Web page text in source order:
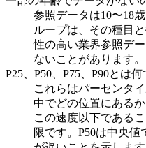
参照データは10〜18
ループは、その種目
性の高い業界参照デ
ないことがあります。
P25、P50、P75、P90とは何
これらはパーセンタ
中でどの位置にある
この速度以下である
限です。P50は中央